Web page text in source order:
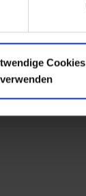
Cookies
verwenden